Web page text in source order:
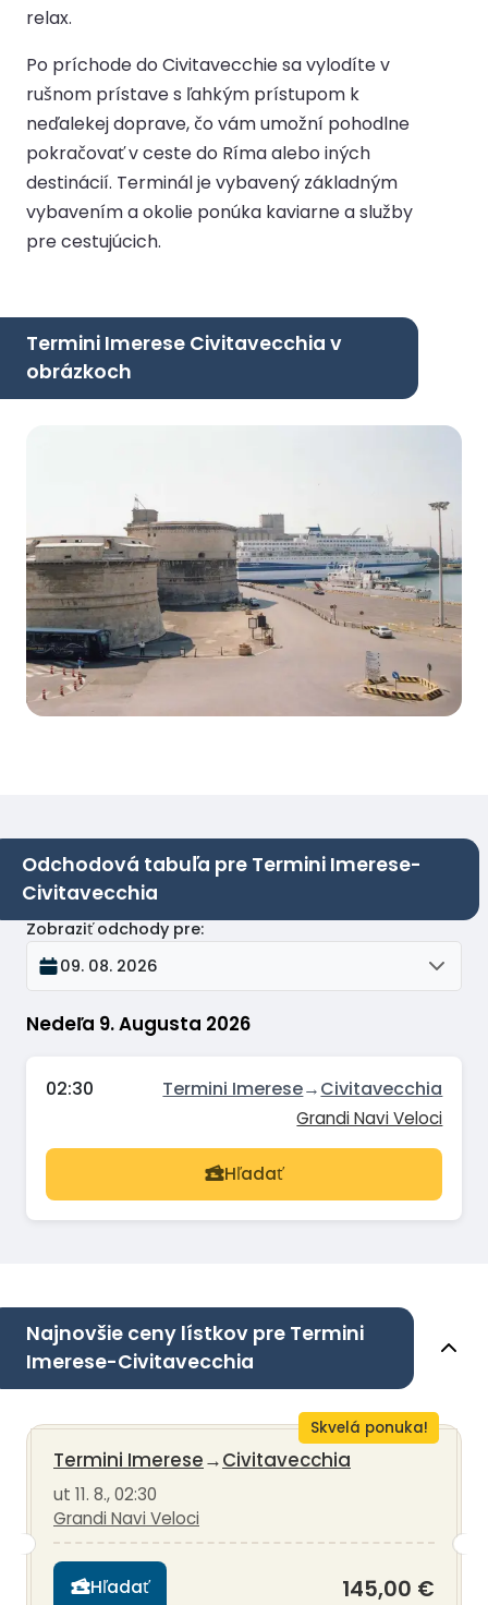
relax.
Po príchode do Civitavecchie sa vylodíte v
rušnom prístave s ľahkým prístupom k
neďalekej doprave, čo vám umožní pohodlne
pokračovať v ceste do Ríma alebo iných
destinácií. Terminál je vybavený základným
vybavením a okolie ponúka kaviarne a služby
pre cestujúcich.
Termini Imerese Civitavecchia v
obrázkoch
Odchodová tabuľa pre Termini Imerese-
Civitavecchia
Nedeľa 9. Augusta 2026
Zobraziť odchody pre:
09. 08. 2026
02:30 Termini Imerese→Civitavecchia
Grandi Navi Veloci
Hľadať
Najnovšie ceny lístkov pre Termini
Imerese-Civitavecchia
Skvelá ponuka!
Termini Imerese→Civitavecchia
ut 11. 8., 02:30
Grandi Navi Veloci
Hľadať 145,00 €